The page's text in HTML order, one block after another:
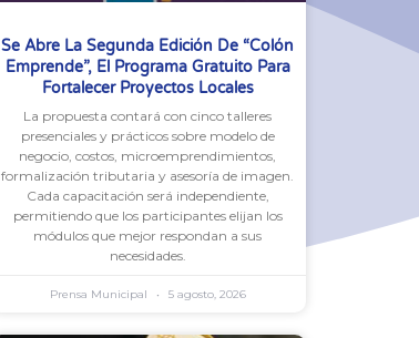
Se Abre La Segunda Edición De “Colón
Emprende”, El Programa Gratuito Para
Fortalecer Proyectos Locales
La propuesta contará con cinco talleres
presenciales y prácticos sobre modelo de
negocio, costos, microemprendimientos,
formalización tributaria y asesoría de imagen.
Cada capacitación será independiente,
permitiendo que los participantes elijan los
módulos que mejor respondan a sus
necesidades.
Prensa Municipal 5 agosto, 2026